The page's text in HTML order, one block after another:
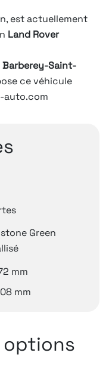
est actuellement
Land Rover
Barberey-Saint-
ce véhicule
auto.com
Green
mm
mm
options